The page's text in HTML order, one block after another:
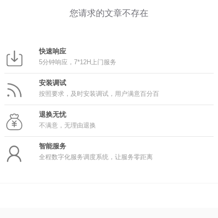
您请求的文章不存在
快速响应
5分钟响应，7*12H上门服务
安装调试
按照要求，及时安装调试，用户满意百分百
退换无忧
不满意，无理由退换
智能服务
全程数字化服务调度系统，让服务零距离